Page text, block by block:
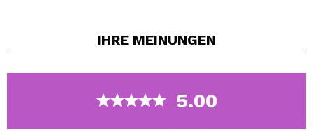
Es kann leicht mit Wasser und Seife entfernt werden.
IHRE MEINUNGEN
5.00